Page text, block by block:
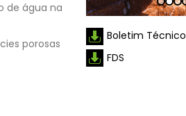
de água na
porosas
Boletim Técnico
FDS